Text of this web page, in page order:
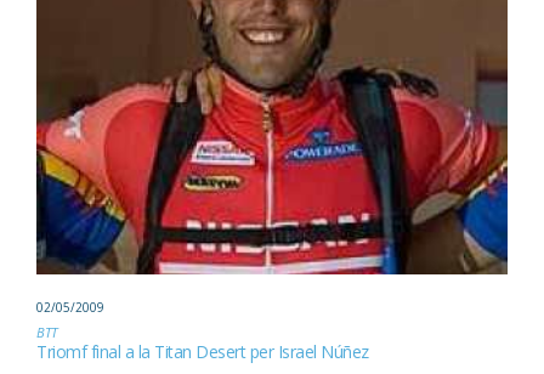
02/05/2009
BTT
Triomf final a la Titan Desert per Israel Núñez